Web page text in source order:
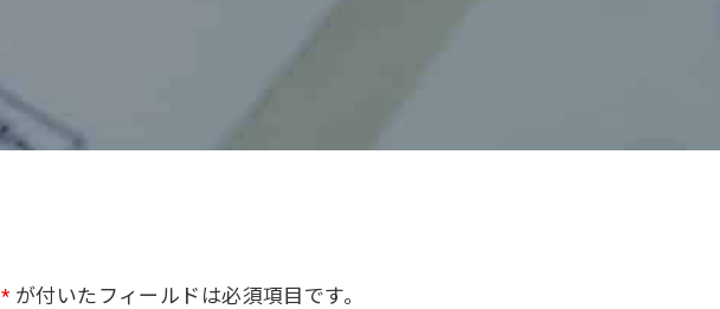
* が付いたフィールドは必須項目です。